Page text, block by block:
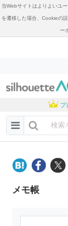
当Webサイトはよりよいユ
を遷移した場合、Cookieの
ー
プ
メモ帳